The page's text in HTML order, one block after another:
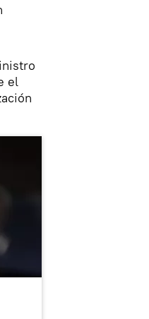
el